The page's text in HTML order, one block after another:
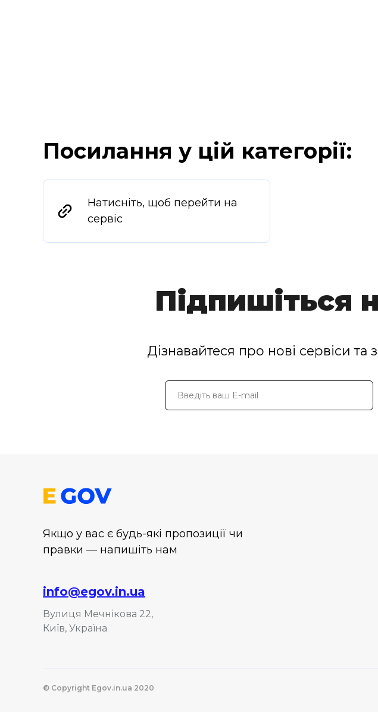
Посилання у цій категорії:
Натисніть, щоб перейти на
сервіс
Підпишіться
Дізнавайтеся про нові сервіси та
Якщо у вас є будь-які пропозиції чи
правки — напишіть нам
info@egov.in.ua
Вулиця Мечнікова 22,
Київ, Україна
© Copyright Egov.in.ua 2020